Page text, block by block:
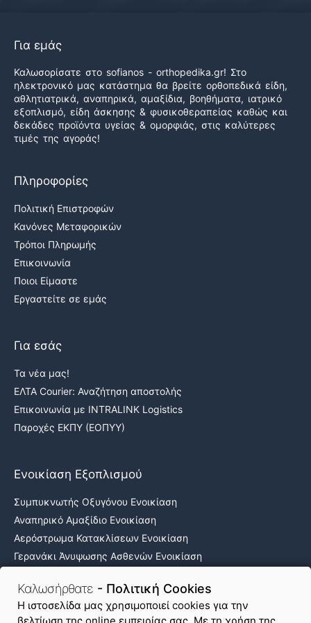
Καλωσήρθατε - Πολιτική Cookies
H ιστοσελίδα μας χρησιμοποιεί cookies για την
Για εμάς
Καλωσορίσατε στο sofianos - orthopedika.gr! Στο
ηλεκτρονικό μας κατάστημα θα βρείτε ορθοπεδικά είδη,
αθλητιατρικά, αναπηρικά, αμαξίδια, βοηθήματα, ιατρικό
εξοπλισμό, είδη άσκησης & φυσικοθεραπείας καθώς και
δεκάδες προϊόντα υγείας & ομορφιάς, στις καλύτερες
τιμές της αγοράς!
Πληροφορίες
Πολιτική Επιστροφών
Κανόνες Μεταφορικών
Τρόποι Πληρωμής
Επικοινωνία
Ποιοι Είμαστε
Εργαστείτε σε εμάς
Για εσάς
Τα νέα μας!
ΕΛΤΑ Courier: Αναζήτηση αποστολής
Επικοινωνία με INTRALINK Logistics
Παροχές ΕΚΠΥ (ΕΟΠΥΥ)
Ενοικίαση Εξοπλισμού
Συμπυκνωτής Οξυγόνου Ενοικίαση
Αναπηρικό Αμαξίδιο Ενοικίαση
Αερόστρωμα Κατακλίσεων Ενοικίαση
Γερανάκι Άνυψωσης Ασθενών Ενοικίαση